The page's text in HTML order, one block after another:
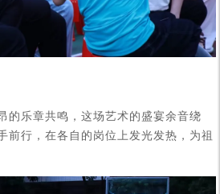
乐章共鸣，这场艺术的盛宴余音绕
前行，在各自的岗位上发光发热，为祖